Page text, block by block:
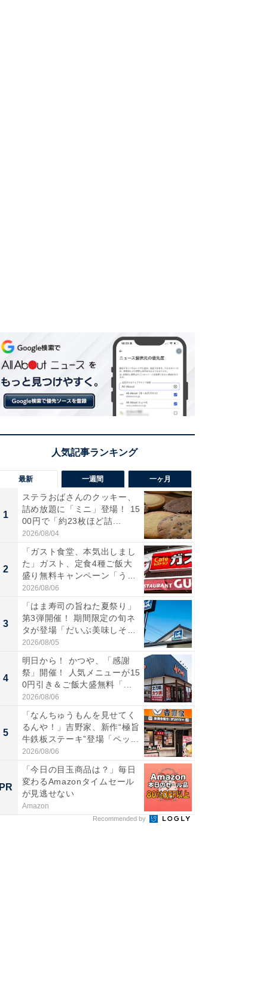
最新 一週間 一ヶ月
1
ステラおばさんのクッキー、
詰め放題に「ミニ」登場！ 15
00円で「約23枚ほど詰...
2026/08/04
2
「ガスト食堂、本気出しまし
た」ガスト、定食4種ご飯大
盛り無料キャンペーン「うお
お...
2026/08/06
3
「はま寿司の旨ねた夏祭り」
第3弾開催！ 期間限定の旬ネ
タが登場「だいぶ美味しそ
う...
2026/08/05
4
明日から！ かつや、「感謝
祭」開催！ 人気メニューが15
0円引き＆ご飯大盛無料「...
2026/08/06
5
「なんちゅうもんを見せてく
るんや！」吉野家、新作“極旨
牛鉄板ステーキ”登場「ペッ...
2026/08/06
PR
「今日の目玉商品は？」毎日
変わるAmazonタイムセール
が見逃せない
Amazon
Recommended by